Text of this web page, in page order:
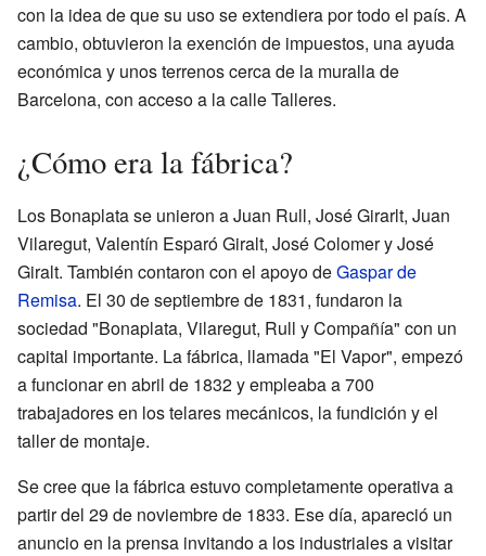
con la idea de que su uso se extendiera por todo el país. A
cambio, obtuvieron la exención de impuestos, una ayuda
económica y unos terrenos cerca de la muralla de
Barcelona, con acceso a la calle Talleres.
¿Cómo era la fábrica?
Los Bonaplata se unieron a Juan Rull, José Girarlt, Juan
Vilaregut, Valentín Esparó Giralt, José Colomer y José
Giralt. También contaron con el apoyo deGaspar de
Remisa. El 30 de septiembre de 1831, fundaron la
sociedad "Bonaplata, Vilaregut, Rull y Compañía" con un
capital importante. La fábrica, llamada "El Vapor", empezó
a funcionar en abril de 1832 y empleaba a 700
trabajadores en los telares mecánicos, la fundición y el
taller de montaje.
Se cree que la fábrica estuvo completamente operativa a
partir del 29 de noviembre de 1833. Ese día, apareció un
anuncio en la prensa invitando a los industriales a visitar